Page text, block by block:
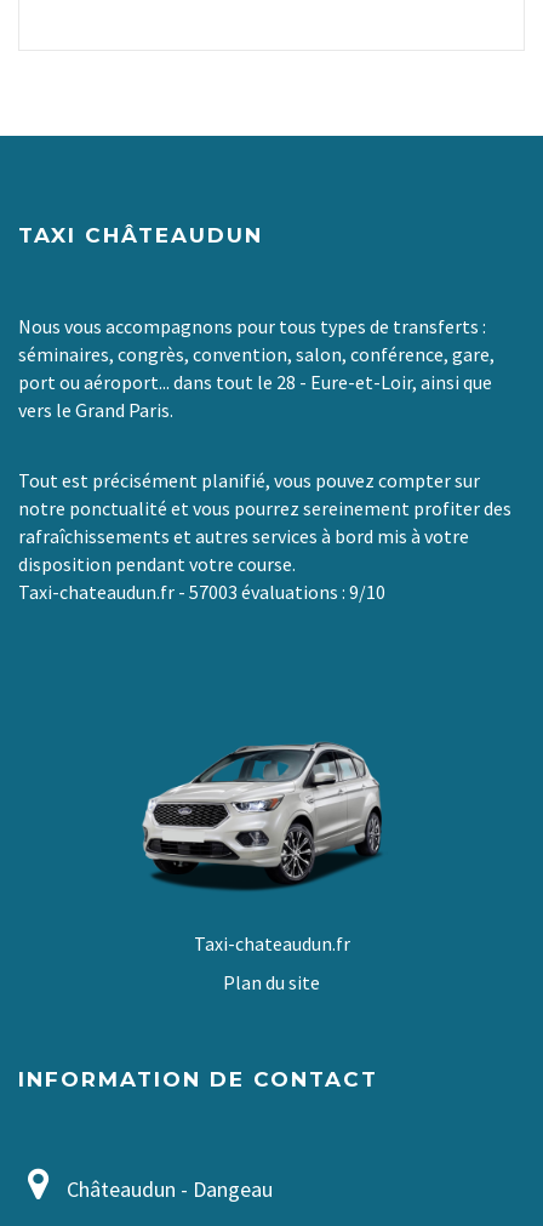
TAXI CHÂTEAUDUN
Nous vous accompagnons pour tous types de transferts :
séminaires, congrès, convention, salon, conférence, gare,
port ou aéroport... dans tout le 28 - Eure-et-Loir, ainsi que
vers le Grand Paris.
Tout est précisément planifié, vous pouvez compter sur
notre ponctualité et vous pourrez sereinement profiter des
rafraîchissements et autres services à bord mis à votre
disposition pendant votre course.
Taxi-chateaudun.fr - 57003 évaluations : 9/10
Taxi-chateaudun.fr
Plan du site
INFORMATION DE CONTACT
Châteaudun - Dangeau